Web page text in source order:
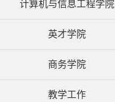
计算机与信息工程学院
英才学院
商务学院
教学工作